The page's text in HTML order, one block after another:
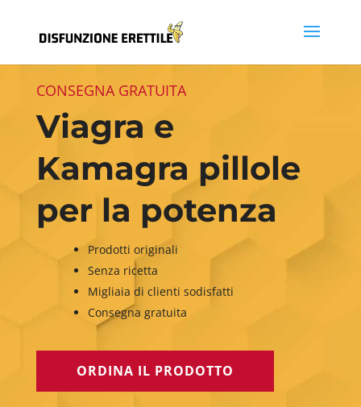
CONSEGNA GRATUITA
Viagra e
Kamagra pillole
per la potenza
Prodotti originali
Senza ricetta
Migliaia di clienti sodisfatti
Consegna gratuita
ORDINA IL PRODOTTO